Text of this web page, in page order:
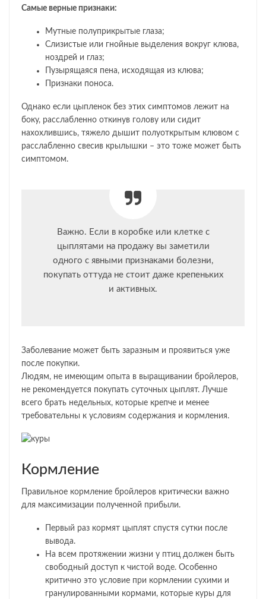
Самые верные признаки:
Мутные полуприкрытые глаза;
Слизистые или гнойные выделения вокруг клюва,
ноздрей и глаз;
Пузырящаяся пена, исходящая из клюва;
Признаки поноса.
Однако если цыпленок без этих симптомов лежит на
боку, расслабленно откинув голову или сидит
нахохлившись, тяжело дышит полуоткрытым клювом с
расслабленно свесив крылышки – это тоже может быть
симптомом.
Важно. Если в коробке или клетке с
цыплятами на продажу вы заметили
одного с явными признаками болезни,
покупать оттуда не стоит даже крепеньких
и активных.
Заболевание может быть заразным и проявиться уже
после покупки.
Людям, не имеющим опыта в выращивании бройлеров,
не рекомендуется покупать суточных цыплят. Лучше
всего брать недельных, которые крепче и менее
требовательны к условиям содержания и кормления.
Кормление
Правильное кормление бройлеров критически важно
для максимизации полученной прибыли.
Первый раз кормят цыплят спустя сутки после
вывода.
На всем протяжении жизни у птиц должен быть
свободный доступ к чистой воде. Особенно
критично это условие при кормлении сухими и
гранулированными кормами, которые куры для